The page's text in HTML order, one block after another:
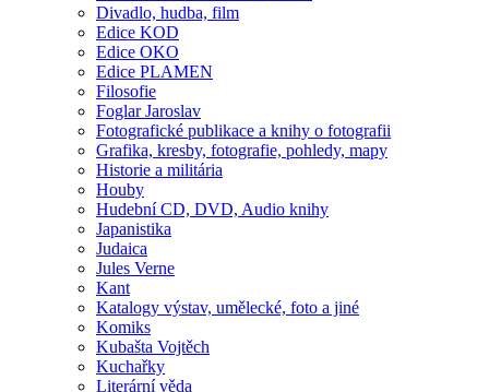
Divadlo, hudba, film
Edice KOD
Edice OKO
Edice PLAMEN
Filosofie
Foglar Jaroslav
Fotografické publikace a knihy o fotografii
Grafika, kresby, fotografie, pohledy, mapy
Historie a militária
Houby
Hudební CD, DVD, Audio knihy
Japanistika
Judaica
Jules Verne
Kant
Katalogy výstav, umělecké, foto a jiné
Komiks
Kubašta Vojtěch
Kuchařky
Literární věda